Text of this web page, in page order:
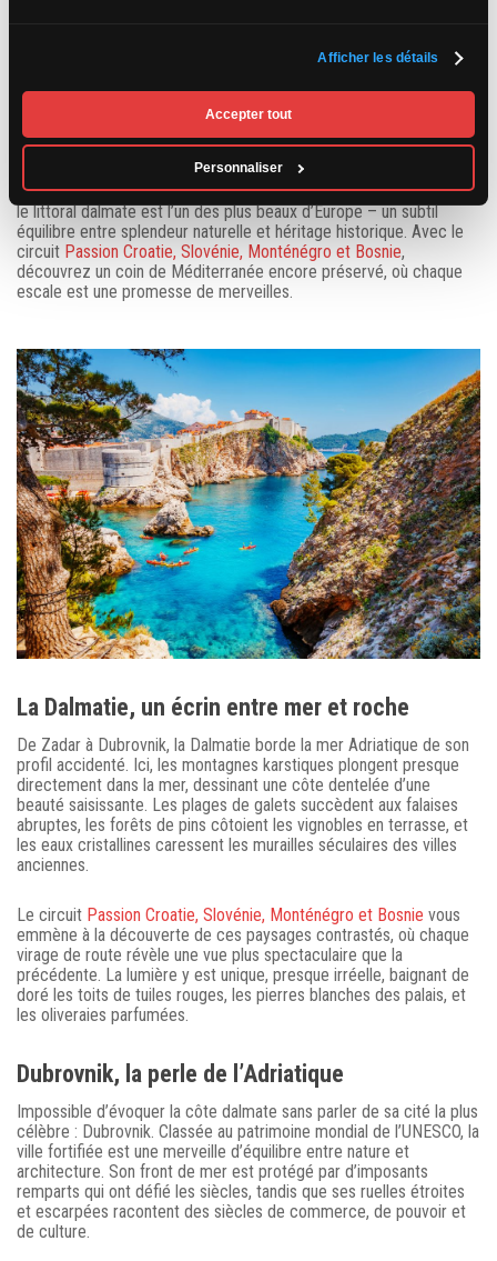
Afficher les détails
Accepter tout
Personnaliser
Croatie, l’Adriatique en majesté : un littoral entre nature
et histoire
Sur la côte est de l’Adriatique, la Croatie déroule un ruban de mer
azur, de criques secrètes, d’îles parfumées et de cités médiévales
éclatantes. Entre mer et montagne, entre forêts et pierre blanche,
le littoral dalmate est l’un des plus beaux d’Europe – un subtil
équilibre entre splendeur naturelle et héritage historique. Avec le
circuit Passion Croatie, Slovénie, Monténégro et Bosnie,
découvrez un coin de Méditerranée encore préservé, où chaque
escale est une promesse de merveilles.
La Dalmatie, un écrin entre mer et roche
De Zadar à Dubrovnik, la Dalmatie borde la mer Adriatique de son
profil accidenté. Ici, les montagnes karstiques plongent presque
directement dans la mer, dessinant une côte dentelée d’une
beauté saisissante. Les plages de galets succèdent aux falaises
abruptes, les forêts de pins côtoient les vignobles en terrasse, et
les eaux cristallines caressent les murailles séculaires des villes
anciennes.
Le circuit Passion Croatie, Slovénie, Monténégro et Bosnie vous
emmène à la découverte de ces paysages contrastés, où chaque
virage de route révèle une vue plus spectaculaire que la
précédente. La lumière y est unique, presque irréelle, baignant de
doré les toits de tuiles rouges, les pierres blanches des palais, et
les oliveraies parfumées.
Dubrovnik, la perle de l’Adriatique
Impossible d’évoquer la côte dalmate sans parler de sa cité la plus
célèbre : Dubrovnik. Classée au patrimoine mondial de l’UNESCO, la
ville fortifiée est une merveille d’équilibre entre nature et
architecture. Son front de mer est protégé par d’imposants
remparts qui ont défié les siècles, tandis que ses ruelles étroites
et escarpées racontent des siècles de commerce, de pouvoir et
de culture.